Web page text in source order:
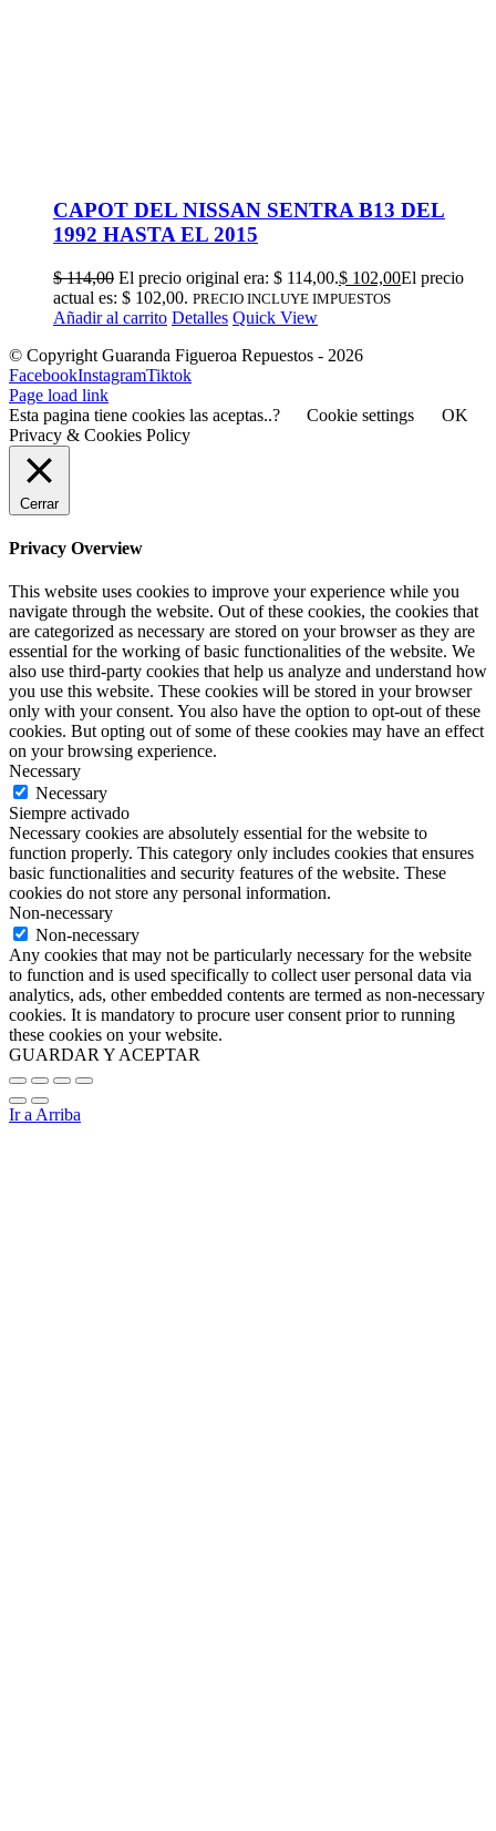
CAPOT DEL NISSAN SENTRA B13 DEL
1992 HASTA EL 2015
$114,00 El precio original era: $ 114,00.$ 102,00El precio
actual es: $ 102,00. PRECIO INCLUYE IMPUESTOS
Añadir al carrito Detalles Quick View
© Copyright Guaranda Figueroa Repuestos - 2026
FacebookInstagramTiktok
Page load link
Esta pagina tiene cookies las aceptas..?
Cookie settings
OK
Privacy & Cookies Policy
Cerrar
Privacy Overview
This website uses cookies to improve your experience while you
navigate through the website. Out of these cookies, the cookies that
are categorized as necessary are stored on your browser as they are
essential for the working of basic functionalities of the website. We
also use third-party cookies that help us analyze and understand how
you use this website. These cookies will be stored in your browser
only with your consent. You also have the option to opt-out of these
cookies. But opting out of some of these cookies may have an effect
on your browsing experience.
Necessary
Necessary
Siempre activado
Necessary cookies are absolutely essential for the website to
function properly. This category only includes cookies that ensures
basic functionalities and security features of the website. These
cookies do not store any personal information.
Non-necessary
Non-necessary
Any cookies that may not be particularly necessary for the website
to function and is used specifically to collect user personal data via
analytics, ads, other embedded contents are termed as non-necessary
cookies. It is mandatory to procure user consent prior to running
these cookies on your website.
GUARDAR Y ACEPTAR
Ir a Arriba